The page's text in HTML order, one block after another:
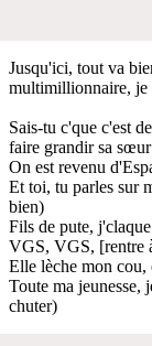
Jusqu'ici, tout va
multimillionnaire, je
Sais-tu c'que c'est
faire grandir sa
On est revenu
Et toi, tu parles sur
bien)
Fils de pute,
VGS, VGS, [rentre
Elle lèche mon
Toute ma jeunesse,
chuter)